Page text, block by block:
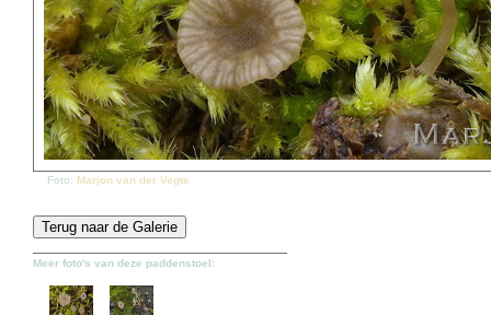
Foto: Marjon van der Vegte
Meer foto's van deze paddenstoel: